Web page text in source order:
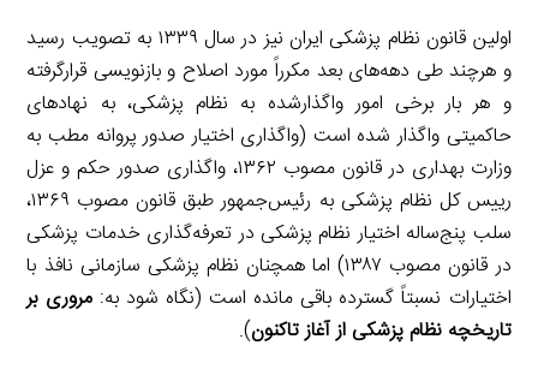
اولین قانون نظام پزشکی ایران نیز در سال ۱۳۳۹ به تصویب رسید
و هرچند طی دهه‌های بعد مکرراً مورد اصلاح و بازنویسی قرارگرفته
و هر بار برخی امور واگذارشده به نظام پزشکی، به نهادهای
حاکمیتی واگذار شده است (واگذاری اختیار صدور پروانه مطب به
وزارت بهداری در قانون مصوب ۱۳۶۲، واگذاری صدور حکم و عزل
رییس کل نظام پزشکی به رئیس‌جمهور طبق قانون مصوب ۱۳۶۹،
سلب پنج‌ساله اختیار نظام پزشکی در تعرفه‌گذاری خدمات پزشکی
در قانون مصوب ۱۳۸۷) اما همچنان نظام پزشکی سازمانی نافذ با
اختیارات نسبتاً گسترده باقی مانده است (نگاه شود به:مروری بر
تاریخچه نظام پزشکی از آغاز تاکنون).